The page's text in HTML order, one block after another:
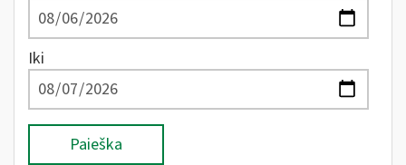
Iki
Paieška